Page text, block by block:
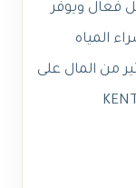
فعال ويوفر
المياه
من المال على
المدى الطويل من خلال استخدام فلتر KENT